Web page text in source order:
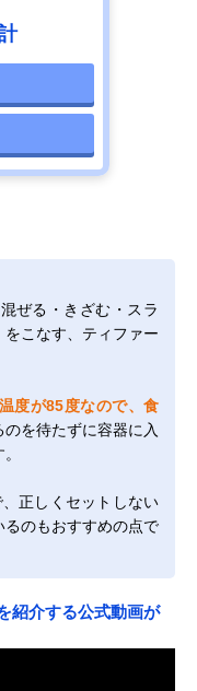
ぜる・きざむ・スラ
こなす、ティファー
度が85度なので、食
を待たずに容器に入
正しくセットしない
るのもおすすめの点で
紹介する公式動画が